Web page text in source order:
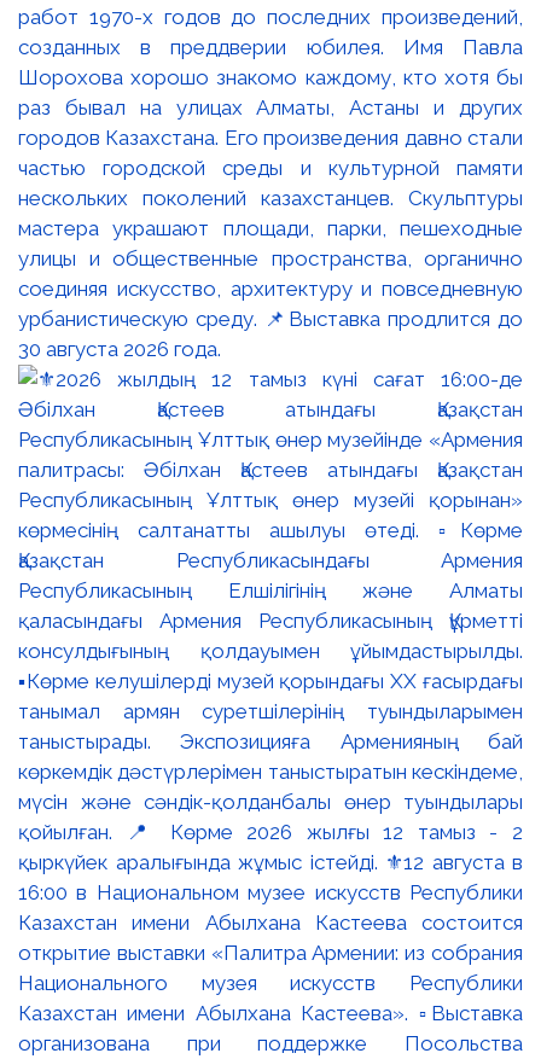
работ 1970-х годов до последних произведений,
созданных в преддверии юбилея. Имя Павла
Шорохова хорошо знакомо каждому, кто хотя бы
раз бывал на улицах Алматы, Астаны и других
городов Казахстана. Его произведения давно стали
частью городской среды и культурной памяти
нескольких поколений казахстанцев. Скульптуры
мастера украшают площади, парки, пешеходные
улицы и общественные пространства, органично
соединяя искусство, архитектуру и повседневную
урбанистическую среду. 📌Выставка продлится до
30 августа 2026 года.